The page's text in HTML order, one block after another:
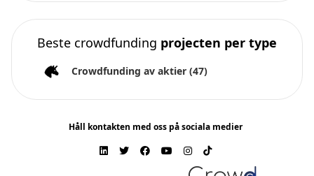
Beste crowdfunding projecten per type
Crowdfunding av aktier (47)
Håll kontakten med oss på sociala medier